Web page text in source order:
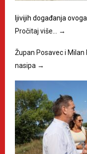
ljivijih događanja
Pročitaj više…
→
Župan Posavec i
nasipa →